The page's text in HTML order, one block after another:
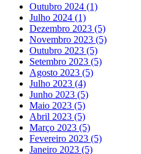
Outubro 2024 (1)
Julho 2024 (1)
Dezembro 2023 (5)
Novembro 2023 (5)
Outubro 2023 (5)
Setembro 2023 (5)
Agosto 2023 (5)
Julho 2023 (4)
Junho 2023 (5)
Maio 2023 (5)
Abril 2023 (5)
Março 2023 (5)
Fevereiro 2023 (5)
Janeiro 2023 (5)